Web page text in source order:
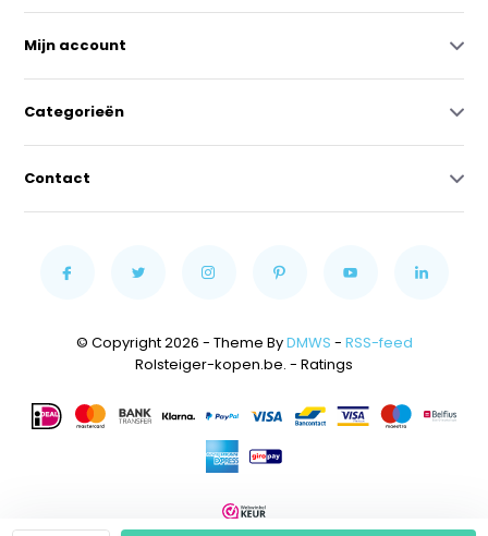
Mijn account
Categorieën
Contact
© Copyright 2026 - Theme ByDMWS - RSS-feed
Rolsteiger-kopen.be. - Ratings